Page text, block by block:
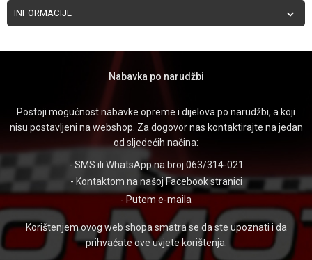
INFORMACIJE 
Nabavka po narudžbi
Postoji mogućnost nabavke opreme i dijelova po narudžbi, a koji
nisu postavljeni na webshop. Za dogovor nas kontaktirajte na jedan
od sljedećih načina:
- SMS ili WhatsApp na broj 063/314-021
- Kontaktom na našojFacebook stranici
- Putem e-maila
Korištenjem ovog web shopa smatra se da ste upoznati i da
prihvaćate ove uvjete korištenja.